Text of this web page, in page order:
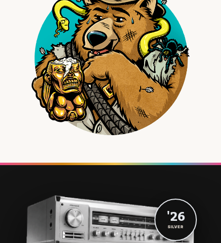
'26
SILVER